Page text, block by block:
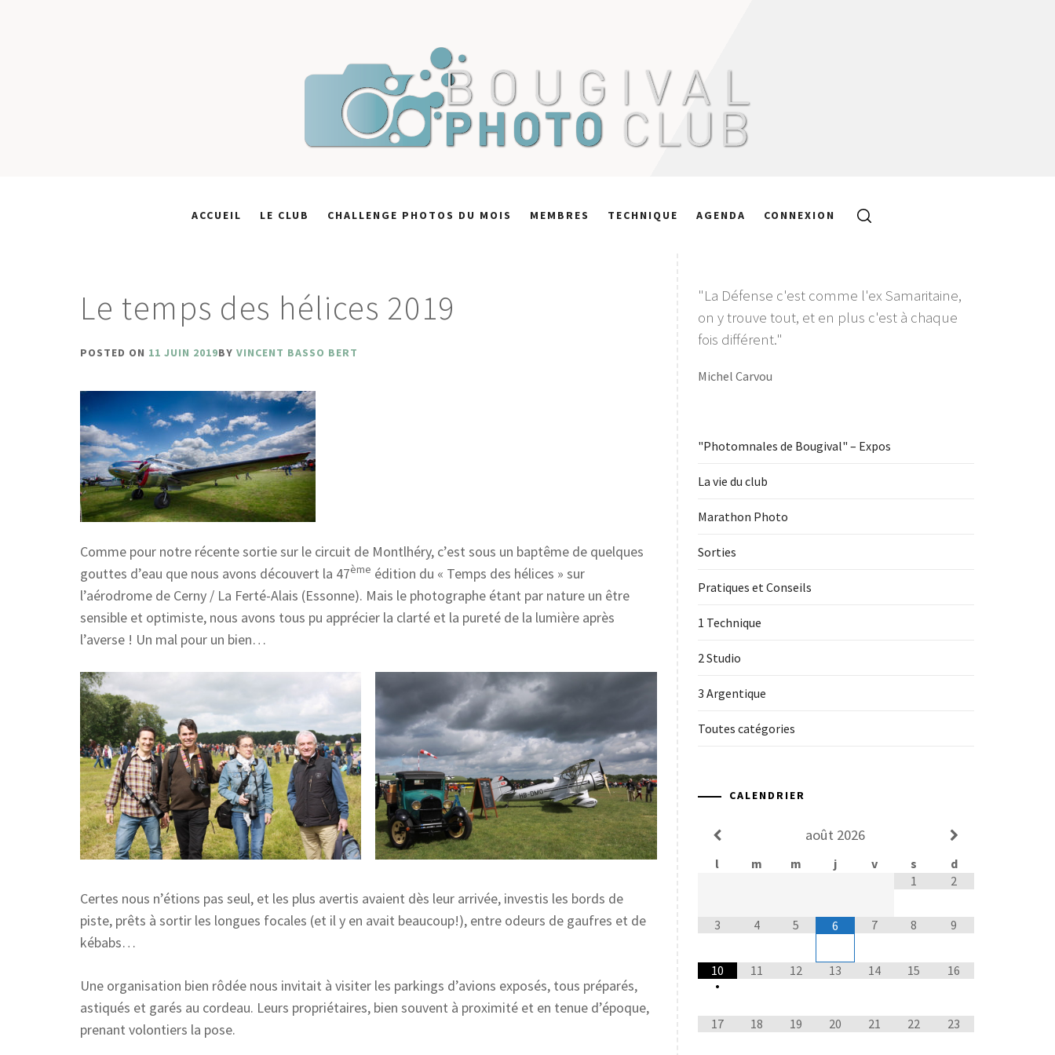
ACCUEIL LE CLUB CHALLENGE PHOTOS DU MOIS MEMBRES TECHNIQUE AGENDA CONNEXION
Le temps des hélices 2019
POSTED ON 11 JUIN 2019BY VINCENT BASSO BERT
Comme pour notre récente sortie sur le circuit de Montlhéry, c’est sous un baptême de quelques
gouttes d’eau que nous avons découvert la 47ème édition du « Temps des hélices » sur
l’aérodrome de Cerny / La Ferté-Alais (Essonne). Mais le photographe étant par nature un être
sensible et optimiste, nous avons tous pu apprécier la clarté et la pureté de la lumière après
l’averse ! Un mal pour un bien…
Certes nous n’étions pas seul, et les plus avertis avaient dès leur arrivée, investis les bords de
piste, prêts à sortir les longues focales (et il y en avait beaucoup!), entre odeurs de gaufres et de
kébabs…
Une organisation bien rôdée nous invitait à visiter les parkings d’avions exposés, tous préparés,
astiqués et garés au cordeau. Leurs propriétaires, bien souvent à proximité et en tenue d’époque,
prenant volontiers la pose.
"La Défense c'est comme l'ex Samaritaine,
on y trouve tout, et en plus c'est à chaque
fois différent."
Michel Carvou
"Photomnales de Bougival" – Expos
La vie du club
Marathon Photo
Sorties
Pratiques et Conseils
1 Technique
2 Studio
3 Argentique
Toutes catégories
CALENDRIER
août 2026
l m m j v s
d
1
2
3 4 5 6 7 8 9
10
•
11 12 13 14 15 16
17 18 19 20 21 22 23